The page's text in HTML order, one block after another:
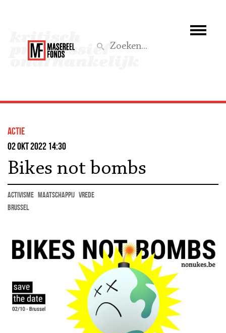
Wat we doen
Aktief
actie
02 okt 2022 14:30
Bikes not bombs
activisme maatschappij vrede
Brussel